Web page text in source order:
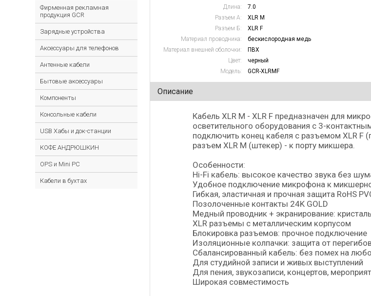
Фирменная рекламная
продукция GCR
Зарядные устройства
Аксессуары для телефонов
Антенные кабели
Бытовые аксессуары
Компоненты
Консольные кабели
USB Хабы и док-станции
КОФЕ АНДРЮШКИН
OPS и Mini PC
Кабели в бухтах
Длина:
7.0
Разъем А:
XLR M
Разъем Б:
XLR F
Материал проводника:
бескислородная медь
Материал внешней оболочки:
ПВХ
Цвет:
черный
Модель:
GCR-XLRMF
Описание
Кабель XLR M - XLR F предназначен для
осветительного оборудования с 3-
подключить конец кабеля с разъемом XLR F
разъем XLR M (штекер) - к порту микшера.
Особенности:
Hi-Fi кабель: высокое качество звука без
Удобное подключение микрофона к
Гибкая, эластичная и прочная защита RoHS
Позолоченные контакты 24K GOLD
Медный проводник + экранирование:
XLR разъемы с металлическим корпусом
Блокировка разъемов: прочное подключение
Изоляционные колпачки: защита от
Сбалансированный кабель: без помех на
Для студийной записи и живых выступлений
Для пения, звукозаписи, концертов,
Широкая совместимость